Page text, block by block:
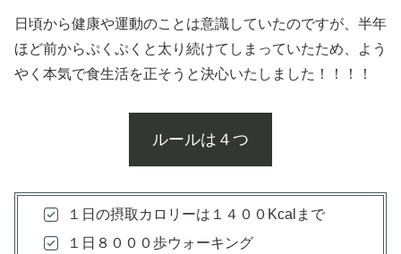
日頃から健康や運動のことは意識していたのですが、半年
ほど前からぷくぷくと太り続けてしまっていたため、よう
やく本気で食生活を正そうと決心いたしました！！！！
ルールは４つ
１日の摂取カロリーは１４００Kcalまで
１日８０００歩ウォーキング